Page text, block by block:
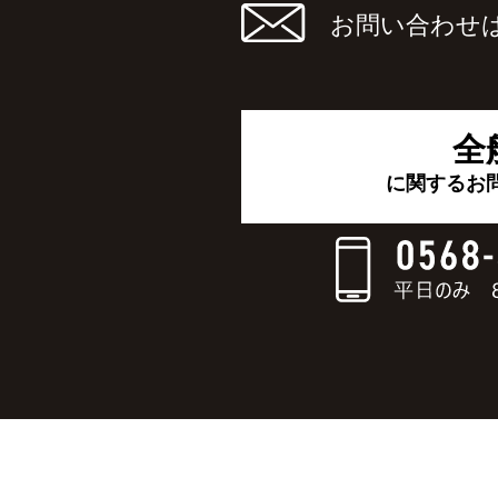
お問い合わせ
全
に関するお